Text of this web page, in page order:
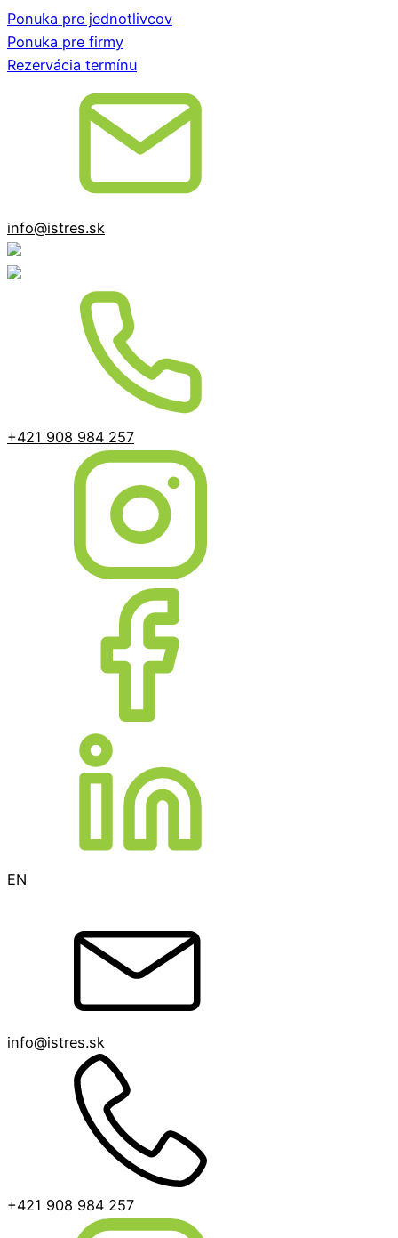
Ponuka pre jednotlivcov
Ponuka pre firmy
Rezervácia termínu
info@istres.sk
+421 908 984 257
EN
info@istres.sk
+421 908 984 257